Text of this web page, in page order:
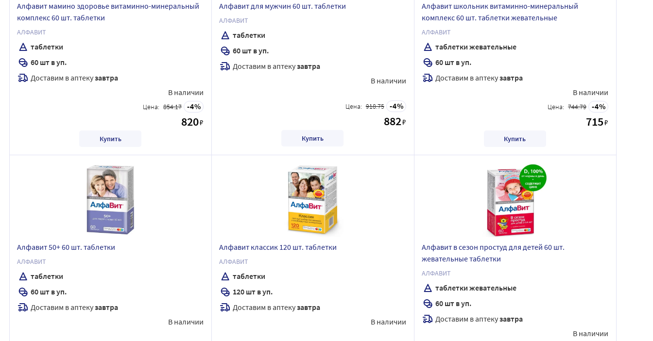
Алфавит мамино здоровье витаминно-минеральный
комплекс 60 шт. таблетки
АЛФАВИТ
таблетки
60 шт в уп.
Доставим в аптекузавтра
В наличии
Цена: 854.17 4
820₽
Купить
Алфавит для мужчин 60 шт. таблетки
АЛФАВИТ
таблетки
60 шт в уп.
Доставим в аптекузавтра
В наличии
Цена: 918.75 4
882₽
Купить
Алфавит школьник витаминно-минеральный
комплекс 60 шт. таблетки жевательные
АЛФАВИТ
таблетки жевательные
60 шт в уп.
Доставим в аптекузавтра
В наличии
Цена: 744.79 4
715₽
Купить
Алфавит 50+ 60 шт. таблетки
АЛФАВИТ
таблетки
60 шт в уп.
Доставим в аптекузавтра
В наличии
Алфавит классик 120 шт. таблетки
АЛФАВИТ
таблетки
120 шт в уп.
Доставим в аптекузавтра
В наличии
Алфавит в сезон простуд для детей 60 шт.
жевательные таблетки
АЛФАВИТ
таблетки жевательные
60 шт в уп.
Доставим в аптекузавтра
В наличии